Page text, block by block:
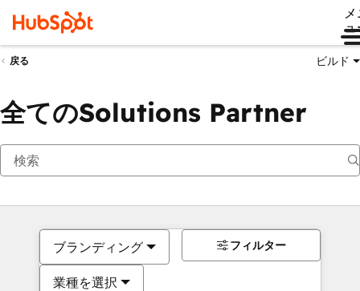
ュ
戻る ビルド
全てのSolutions Partner
ブランディング
業種を選択
フィルター